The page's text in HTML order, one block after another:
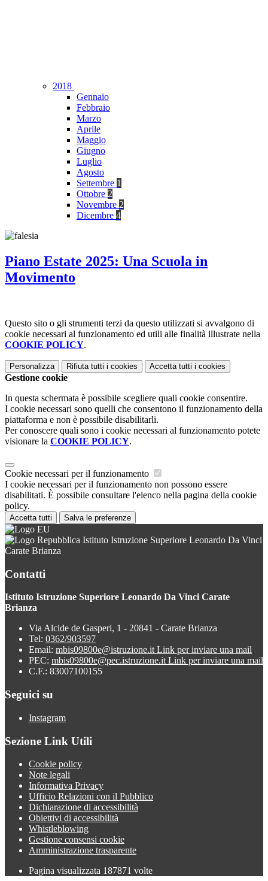
2018
Gennaio
Febbraio
Marzo
Aprile
Maggio
Giugno
Luglio
Agosto
Settembre 1
Ottobre 2
Novembre 2
Dicembre 4
Piano Estate 2025: Una Scuola in
Movimento
Questo sito o gli strumenti terzi da questo utilizzati si avvalgono di
cookie necessari al funzionamento ed utili alle finalità illustrate nella
COOKIE POLICY.
Personalizza Rifiuta tutti i cookies Accetta tutti i cookies
Gestione cookie
In questa schermata è possibile scegliere quali cookie consentire.
I cookie necessari sono quelli che consentono il funzionamento della
piattaforma e non è possibile disabilitarli.
Per conoscere quali sono i cookie necessari al funzionamento potete
visionare la COOKIE POLICY.
Cookie necessari per il funzionamento
I cookie necessari per il funzionamento non possono essere
disabilitati. È possibile consultare l'elenco nella pagina della cookie
policy.
Accetta tutti Salva le preferenze
Istituto Istruzione Superiore Leonardo Da Vinci
Carate Brianza
Contatti
Istituto Istruzione Superiore Leonardo Da Vinci Carate
Brianza
Via Alcide de Gasperi, 1 - 20841 - Carate Brianza
Tel: 0362/903597
Email: mbis09800e@istruzione.it Link per inviare una mail
PEC: mbis09800e@pec.istruzione.it Link per inviare una mail
C.F.: 83007100155
Seguici su
Instagram
Sezione Link Utili
Cookie policy
Note legali
Informativa Privacy
Ufficio Relazioni con il Pubblico
Dichiarazione di accessibilità
Obiettivi di accessibilità
Whistleblowing
Gestione consensi cookie
Amministrazione trasparente
Pagina visualizzata 187871 volte